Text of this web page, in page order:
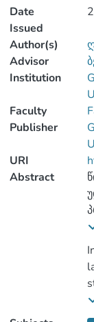
Date
Issued
Author(s)
Advisor
Institution
Faculty
Publisher
URI
Abstract